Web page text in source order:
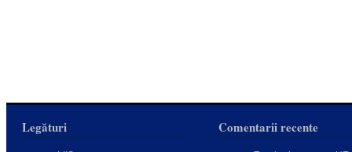
Legături Comentarii recente